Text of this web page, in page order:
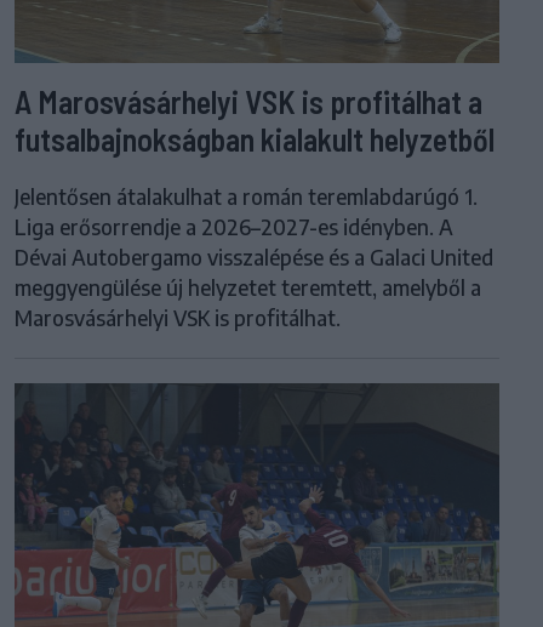
A Marosvásárhelyi VSK is profitálhat a
futsalbajnokságban kialakult helyzetből
Jelentősen átalakulhat a román teremlabdarúgó 1.
Liga erősorrendje a 2026–2027-es idényben. A
Dévai Autobergamo visszalépése és a Galaci United
meggyengülése új helyzetet teremtett, amelyből a
Marosvásárhelyi VSK is profitálhat.